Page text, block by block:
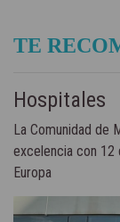
TE
Hospitales
La Comunidad de
excelencia con 12
Europa